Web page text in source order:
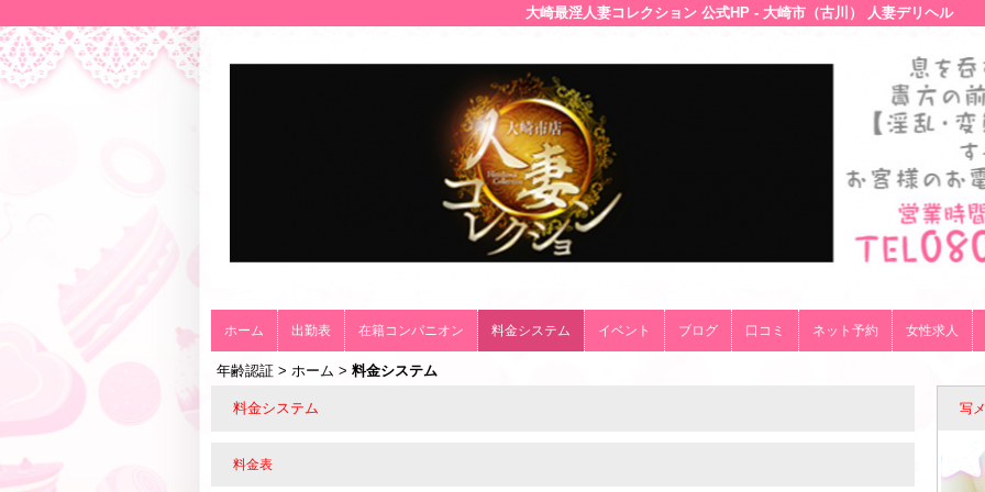
大崎最淫人妻コレクション 公式HP - 大崎市（古川） 人妻デリヘル
ホーム 出勤表 在籍コンパニオン 料金システム イベント ブログ 口コミ ネット予約 女性求人
年齢認証 > ホーム > 料金システム
料金システム
料金表
写